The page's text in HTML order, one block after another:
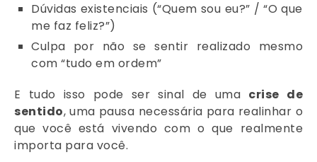
Dúvidas existenciais (“Quem sou eu?” / “O que
me faz feliz?”)
Culpa por não se sentir realizado mesmo
com “tudo em ordem”
E tudo isso pode ser sinal de uma crise de
sentido, uma pausa necessária para realinhar o
que você está vivendo com o que realmente
importa para você.